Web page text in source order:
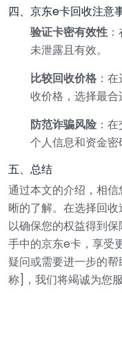
四、京东e卡回收注意
验证卡密有效性
未泄露且有效。
比较回收价格 ：
收价格，选择最合
防范诈骗风险 ：
个人信息和资金密
五、总结
通过本文的介绍，相信
晰的了解。在选择回收
以确保您的权益得到
手中的京东e卡，享受
疑问或需要进一步的
称]，我们将竭诚为您服